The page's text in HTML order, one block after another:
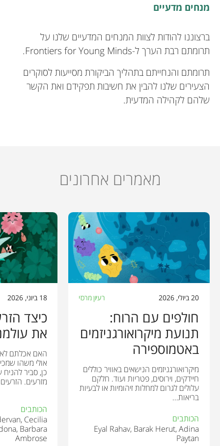
מנחים מדעיים
ברצוננו להודות לצוות המנחים המדעיים שלנו על
תרומתם רבת הערך ל-Frontiers for Young Minds.
תרומתם והנחייתם בתהליך הביקורת מסייעות לסוקרים
הצעירים שלנו להבין את חשיבות תפקידם ואת הקשר
שלהם לקהילה המדעית.
מאמרים אחרונים
20 ביולי, 2026 רעיון מרכזי
חולפים עם הרוח:
תנועת מיקרואורגניזמים
באטמוספירה
מיקרואורגניזמים הנישאים באוויר כוללים
חיידקים, וירוסים, פטריות ועוד. חלקם
עלולים לגרום למחלות זיהומיות או לבעיות
בריאות...
הכותבים
Eyal Rahav, Barak Herut, Adina
Paytan
18 ביוני, 2026
כיצד
את
האם אכלתם
אולי משהו
כן, סביר
מזרעים.
הכותבים
Cecilia
Barbara
Ambrose